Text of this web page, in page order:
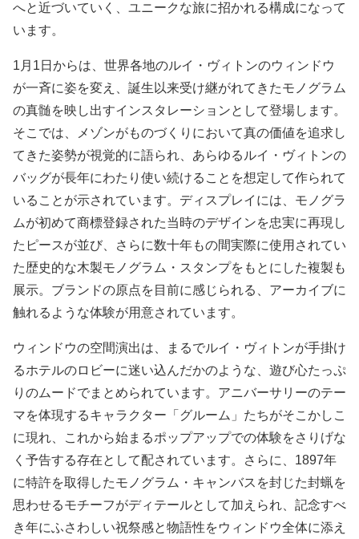
へと近づいていく、ユニークな旅に招かれる構成になって
います。
1月1日からは、世界各地のルイ・ヴィトンのウィンドウ
が一斉に姿を変え、誕生以来受け継がれてきたモノグラム
の真髄を映し出すインスタレーションとして登場します。
そこでは、メゾンがものづくりにおいて真の価値を追求し
てきた姿勢が視覚的に語られ、あらゆるルイ・ヴィトンの
バッグが長年にわたり使い続けることを想定して作られて
いることが示されています。ディスプレイには、モノグラ
ムが初めて商標登録された当時のデザインを忠実に再現し
たピースが並び、さらに数十年もの間実際に使用されてい
た歴史的な木製モノグラム・スタンプをもとにした複製も
展示。ブランドの原点を目前に感じられる、アーカイブに
触れるような体験が用意されています。
ウィンドウの空間演出は、まるでルイ・ヴィトンが手掛け
るホテルのロビーに迷い込んだかのような、遊び心たっぷ
りのムードでまとめられています。アニバーサリーのテー
マを体現するキャラクター「グルーム」たちがそこかしこ
に現れ、これから始まるポップアップでの体験をさりげな
く予告する存在として配されています。さらに、1897年
に特許を取得したモノグラム・キャンバスを封じた封蝋を
思わせるモチーフがディテールとして加えられ、記念すべ
き年にふさわしい祝祭感と物語性をウィンドウ全体に添え